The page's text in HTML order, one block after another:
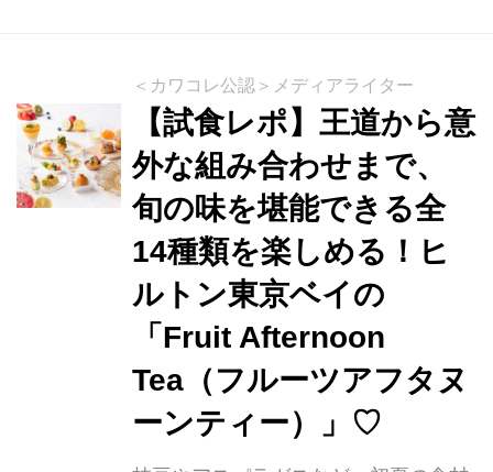
フヌン『ロースタリー パスティッチー
ニ フライト』が登場 ・フードは、シ
ェフの手で一つ一つ丁寧に仕上げられ
た、一口サイズのケーキや焼き菓子8
種と、 小さなバーガーなどのセイボリ
ー2種の全10種をご用意 ・ティーは、
パートナーがパスティッチーニとの相
性を追求して厳選した全8種の茶葉か
らお好みの1種をご用意...
＜カワコレ公認＞メディアライター
【試食レポ】王道から意
外な組み合わせまで、
旬の味を堪能できる全
14種類を楽しめる！ヒ
ルトン東京ベイの
「Fruit Afternoon
Tea（フルーツアフタヌ
ーンティー）」♡